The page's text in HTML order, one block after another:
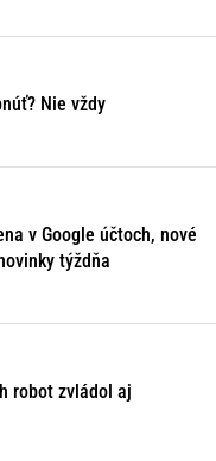
Nie vždy
v Google účtoch, nové
týždňa
robot zvládol aj